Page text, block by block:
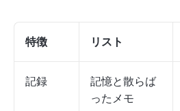
特徴 リスト
記録
記憶と散らば
ったメモ